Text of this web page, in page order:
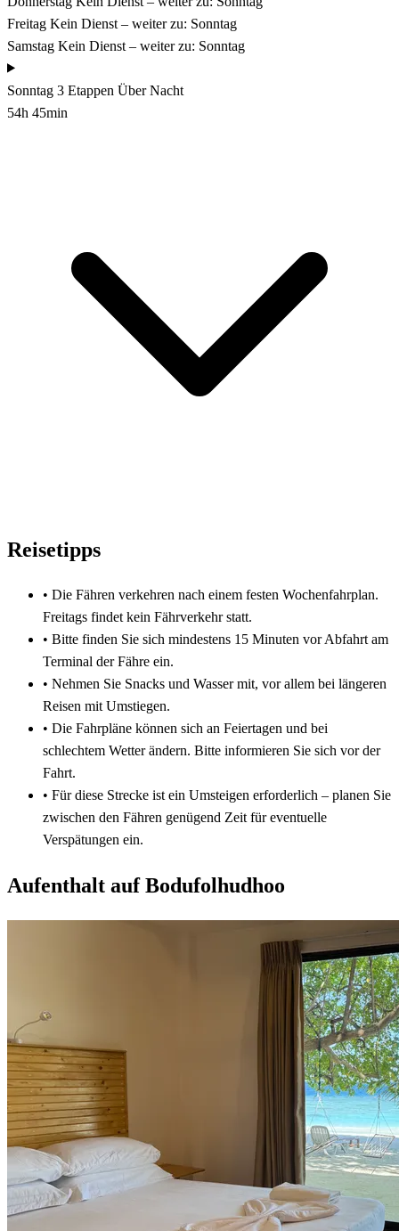
Freitag Kein Dienst – weiter zu: Sonntag
Samstag Kein Dienst – weiter zu: Sonntag
Sonntag 3 Etappen Über Nacht
54h 45min
Reisetipps
• Die Fähren verkehren nach einem festen Wochenfahrplan.
Freitags findet kein Fährverkehr statt.
• Bitte finden Sie sich mindestens 15 Minuten vor Abfahrt am
Terminal der Fähre ein.
• Nehmen Sie Snacks und Wasser mit, vor allem bei längeren
Reisen mit Umstiegen.
• Die Fahrpläne können sich an Feiertagen und bei
schlechtem Wetter ändern. Bitte informieren Sie sich vor der
Fahrt.
• Für diese Strecke ist ein Umsteigen erforderlich – planen Sie
zwischen den Fähren genügend Zeit für eventuelle
Verspätungen ein.
Aufenthalt auf Bodufolhudhoo